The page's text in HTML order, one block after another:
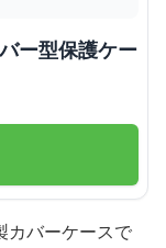
ー型保護ケー
カバーケースで